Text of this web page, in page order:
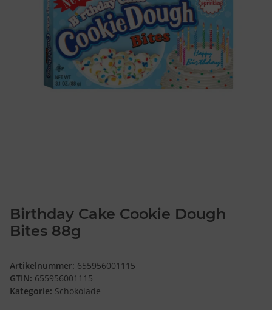
Birthday Cake Cookie Dough
Bites 88g
Artikelnummer: 655956001115
GTIN: 655956001115
Kategorie: Schokolade